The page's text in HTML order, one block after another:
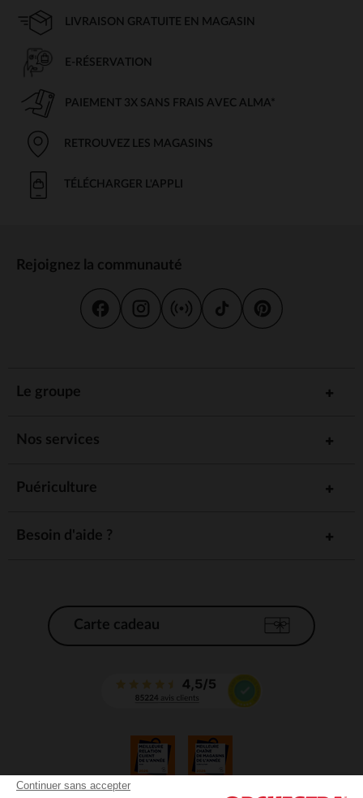
Continuer sans accepter
LIVRAISON GRATUITE EN MAGASIN
E-RÉSERVATION
PAIEMENT 3X SANS FRAIS AVEC ALMA*
RETROUVEZ LES MAGASINS
TÉLÉCHARGER L'APPLI
Rejoignez la communauté
Le groupe
Nos services
Puériculture
Besoin d'aide ?
Carte cadeau